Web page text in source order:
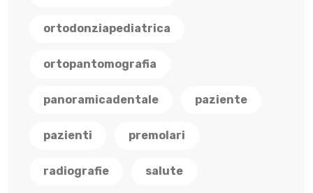
ortodonziapediatrica
ortopantomografia
panoramicadentale paziente
pazienti premolari
radiografie salute